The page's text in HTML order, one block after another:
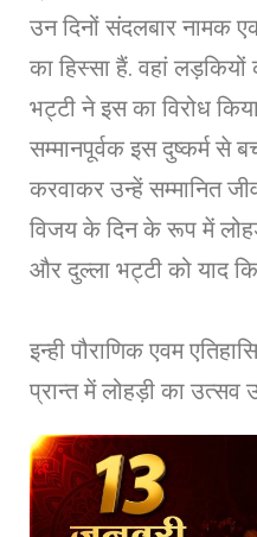
उन दिनों संदलबार नामक
का हिस्सा हैं. वहां लड़कियों
भट्टी ने इस का विरोध
सम्मानपूर्वक इस दुष्कर्म से
करवाकर उन्हें सम्मानित
विजय के दिन के रूप में
और दुल्ला भट्टी को याद
इन्ही पौराणिक एवम
प्रान्त में लोहड़ी का उत्सव